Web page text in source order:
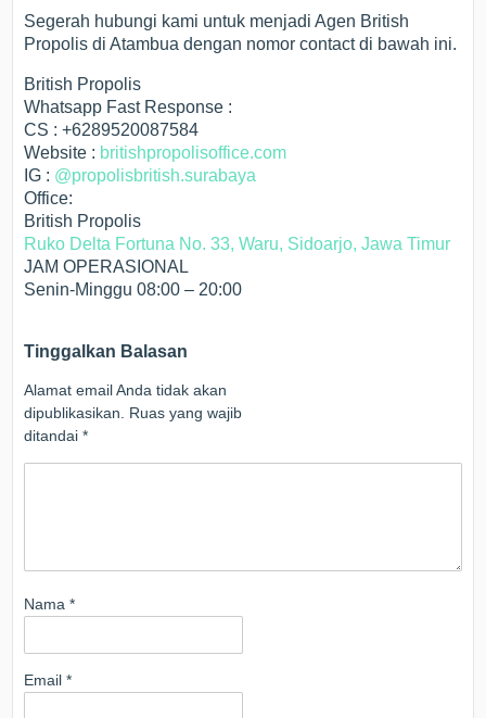
Segerah hubungi kami untuk menjadi Agen British
Propolis di Atambua dengan nomor contact di bawah ini.
British Propolis
Whatsapp Fast Response :
CS : +6289520087584
Website : britishpropolisoffice.com
IG : @propolisbritish.surabaya
Office:
British Propolis
Ruko Delta Fortuna No. 33, Waru, Sidoarjo, Jawa Timur
JAM OPERASIONAL
Senin-Minggu 08:00 – 20:00
Tinggalkan Balasan
Alamat email Anda tidak akan
dipublikasikan.
Ruas yang wajib
ditandai*
Nama*
Email*